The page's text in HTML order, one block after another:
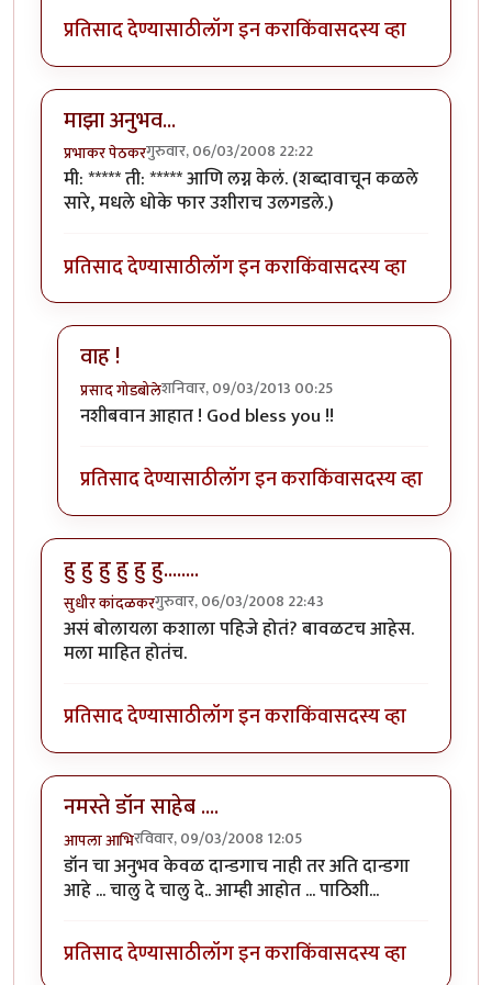
प्रतिसाद देण्यासाठीलॉग इन कराकिंवासदस्य व्हा
माझा अनुभव...
प्रभाकर पेठकरगुरुवार, 06/03/2008 22:22
मी: ***** ती: ***** आणि लग्न केलं. (शब्दावाचून कळले
सारे, मधले धोके फार उशीराच उलगडले.)
प्रतिसाद देण्यासाठीलॉग इन कराकिंवासदस्य व्हा
वाह !
प्रसाद गोडबोलेशनिवार, 09/03/2013 00:25
In reply toमाझा अनुभव...byप्रभाकर पेठकर
नशीबवान आहात ! God bless you !!
प्रतिसाद देण्यासाठीलॉग इन कराकिंवासदस्य व्हा
हु हु हु हु हु हु........
सुधीर कांदळकरगुरुवार, 06/03/2008 22:43
असं बोलायला कशाला पहिजे होतं? बावळटच आहेस.
मला माहित होतंच.
प्रतिसाद देण्यासाठीलॉग इन कराकिंवासदस्य व्हा
नमस्ते डॉन साहेब ....
आपला आभिरविवार, 09/03/2008 12:05
डॉन चा अनुभव केवळ दान्डगाच नाही तर अति दान्डगा
आहे ... चालु दे चालु दे.. आम्ही आहोत ... पाठिशी...
प्रतिसाद देण्यासाठीलॉग इन कराकिंवासदस्य व्हा